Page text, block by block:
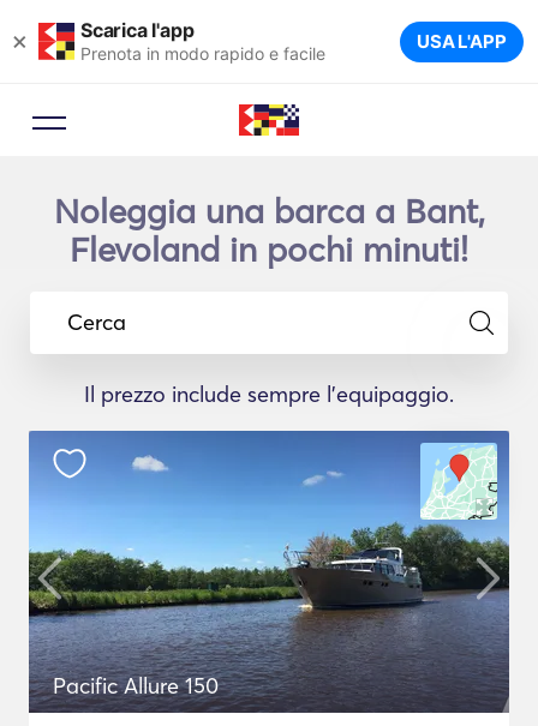
× Scarica l'app
Prenota in modo rapido e facile USA L'APP
Noleggia una barca a Bant,
Flevoland in pochi minuti!
Cerca
Il prezzo include sempre l'equipaggio.
Pacific Allure 150